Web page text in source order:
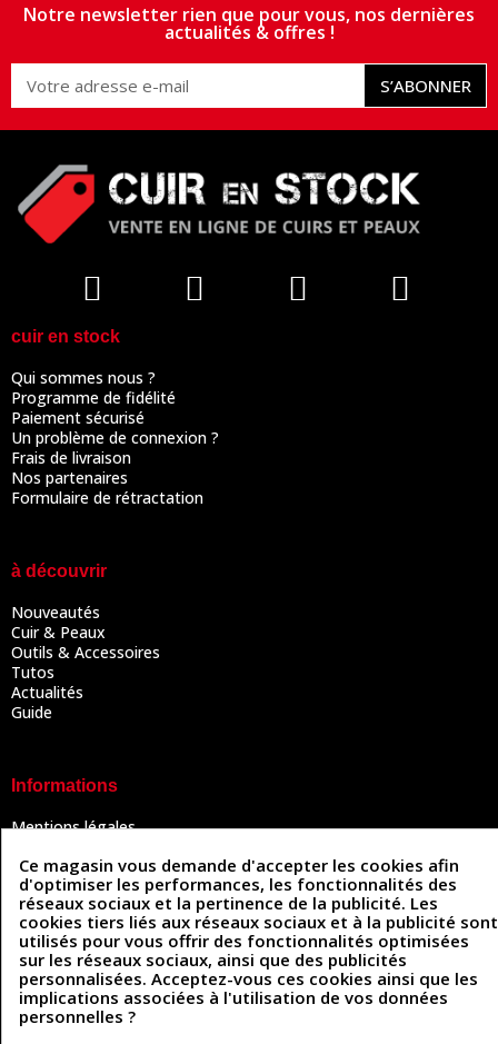
Notre newsletter rien que pour vous, nos dernières
actualités & offres !
S’ABONNER
cuir en stock
Qui sommes nous ?
Programme de fidélité
Paiement sécurisé
Un problème de connexion ?
Frais de livraison
Nos partenaires
Formulaire de rétractation
à découvrir
Nouveautés
Cuir & Peaux
Outils & Accessoires
Tutos
Actualités
Guide
Informations
Mentions légales
Politique de confidentialité
Politique des cookies
Contactez-nous
Coordonnées
493 Chemin de Catougnac
Ce magasin vous demande d'accepter les cookies afin
d'optimiser les performances, les fonctionnalités des
réseaux sociaux et la pertinence de la publicité. Les
cookies tiers liés aux réseaux sociaux et à la publicité sont
utilisés pour vous offrir des fonctionnalités optimisées
sur les réseaux sociaux, ainsi que des publicités
personnalisées. Acceptez-vous ces cookies ainsi que les
implications associées à l'utilisation de vos données
personnelles ?